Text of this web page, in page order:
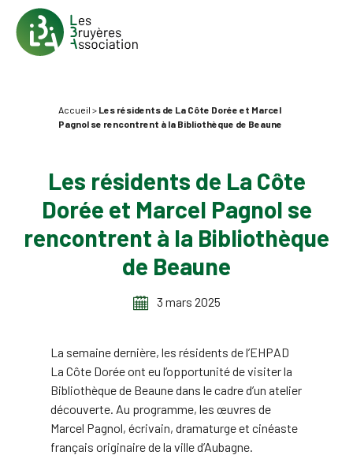
Accueil > Les résidents de La Côte Dorée et Marcel
Pagnol se rencontrent à la Bibliothèque de Beaune
Les résidents de La Côte
Dorée et Marcel Pagnol se
rencontrent à la Bibliothèque
de Beaune
3 mars 2025
La semaine dernière, les résidents de l’EHPAD
La Côte Dorée ont eu l’opportunité de visiter la
Bibliothèque de Beaune dans le cadre d’un atelier
découverte. Au programme, les œuvres de
Marcel Pagnol, écrivain, dramaturge et cinéaste
français originaire de la ville d’Aubagne.